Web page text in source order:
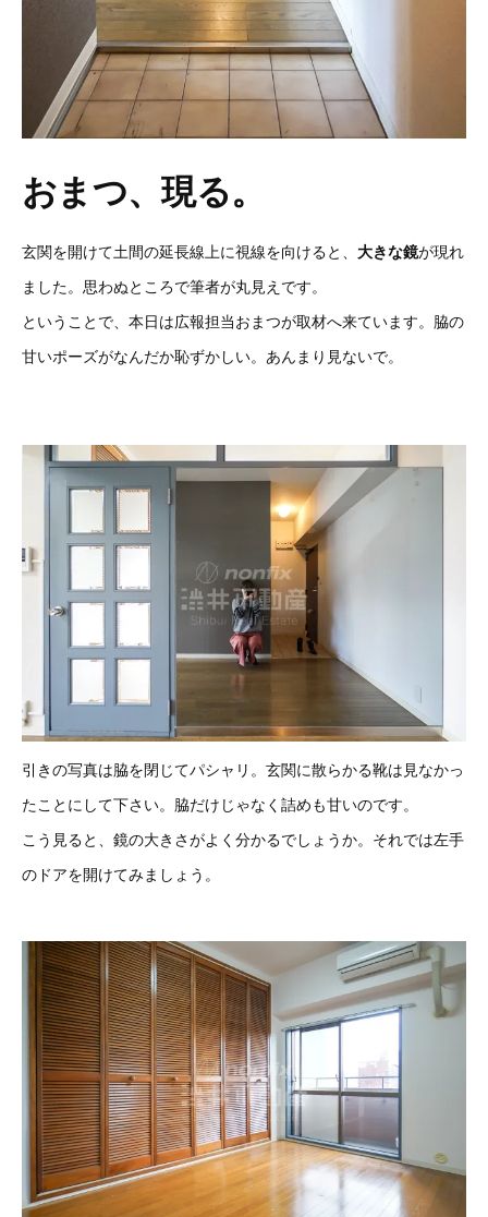
おまつ、現る。
玄関を開けて土間の延長線上に視線を向けると、 大きな鏡が現れ
ました。 思わぬところで筆者が丸見えです。
ということで、本日は広報担当おまつが取材へ来ています。脇の
甘いポーズがなんだか恥ずかしい。あんまり見ないで。
引きの写真は脇を閉じてパシャリ。玄関に散らかる靴は見なかっ
たことにして下さい。脇だけじゃなく詰めも甘いのです。
こう見ると、鏡の大きさがよく分かるでしょうか。それでは左手
のドアを開けてみましょう。